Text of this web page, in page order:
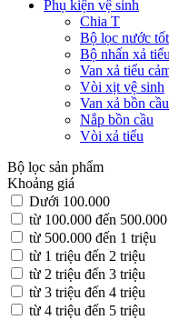
Phụ kiện vệ sinh
Chia T
Bộ lọc nước
Bộ nhấn xả tiểu
Van xả tiểu
Vòi xịt vệ sinh
Van xả bồn cầu
Nắp bồn cầu
Vòi xả tiểu
Bộ lọc sản phẩm
Khoảng giá
Dưới 100.000
từ 100.000 đến 500.000
từ 500.000 đến 1 triệu
từ 1 triệu đến 2 triệu
từ 2 triệu đến 3 triệu
từ 3 triệu đến 4 triệu
từ 4 triệu đến 5 triệu